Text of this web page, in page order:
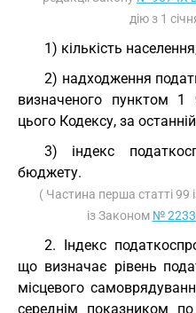
дію з 1
1) кількість
2) надходження
визначеного пунктом 1
цього Кодексу, за
3) індекс
бюджету.
( Частина перша статті 99
із Законом №
2. Індекс
що визначає рівень
місцевого
середнім показником